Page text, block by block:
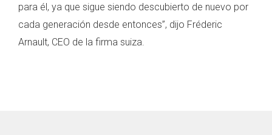
para él, ya que sigue siendo descubierto de nuevo por
cada generación desde entonces”, dijo Fréderic
Arnault, CEO de la firma suiza.